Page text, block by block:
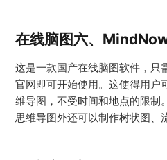
在线脑图六、
这是一款国产在线脑图软件，
官网即可开始使用。这使得用户
维导图，不受时间和地点的限制
思维导图外还可以制作树状图、